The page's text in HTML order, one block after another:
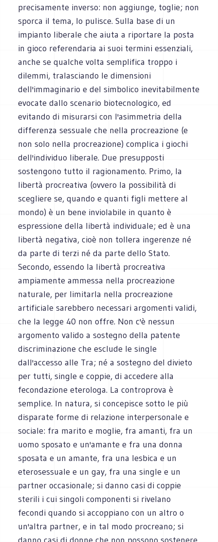
precisamente inverso: non aggiunge, toglie; non
sporca il tema, lo pulisce. Sulla base di un
impianto liberale che aiuta a riportare la posta
in gioco referendaria ai suoi termini essenziali,
anche se qualche volta semplifica troppo i
dilemmi, tralasciando le dimensioni
dell'immaginario e del simbolico inevitabilmente
evocate dallo scenario biotecnologico, ed
evitando di misurarsi con l'asimmetria della
differenza sessuale che nella procreazione (e
non solo nella procreazione) complica i giochi
dell'individuo liberale. Due presupposti
sostengono tutto il ragionamento. Primo, la
libertà procreativa (ovvero la possibilità di
scegliere se, quando e quanti figli mettere al
mondo) è un bene inviolabile in quanto è
espressione della libertà individuale; ed è una
libertà negativa, cioè non tollera ingerenze né
da parte di terzi né da parte dello Stato.
Secondo, essendo la libertà procreativa
ampiamente ammessa nella procreazione
naturale, per limitarla nella procreazione
artificiale sarebbero necessari argomenti validi,
che la legge 40 non offre. Non c'è nessun
argomento valido a sostegno della patente
discriminazione che esclude le single
dall'accesso alle Tra; né a sostegno del divieto
per tutti, single e coppie, di accedere alla
fecondazione eterologa. La controprova è
semplice. In natura, si concepisce sotto le più
disparate forme di relazione interpersonale e
sociale: fra marito e moglie, fra amanti, fra un
uomo sposato e un'amante e fra una donna
sposata e un amante, fra una lesbica e un
eterosessuale e un gay, fra una single e un
partner occasionale; si danno casi di coppie
sterili i cui singoli componenti si rivelano
fecondi quando si accoppiano con un altro o
un'altra partner, e in tal modo procreano; si